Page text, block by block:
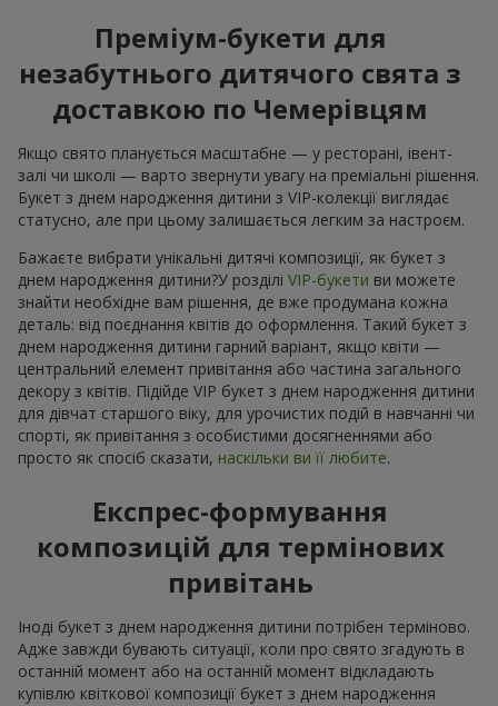
Преміум-букети для
незабутнього дитячого свята з
доставкою по Чемерівцям
Якщо свято планується масштабне — у ресторані, івент-
залі чи школі — варто звернути увагу на преміальні рішення.
Букет з днем народження дитини з VIP-колекції виглядає
статусно, але при цьому залишається легким за настроєм.
Бажаєте вибрати унікальні дитячі композиції, як букет з
днем народження дитини?У розділі VIP-букети ви можете
знайти необхідне вам рішення, де вже продумана кожна
деталь: від поєднання квітів до оформлення. Такий букет з
днем народження дитини гарний варіант, якщо квіти —
центральний елемент привітання або частина загального
декору з квітів. Підійде VIP букет з днем народження дитини
для дівчат старшого віку, для урочистих подій в навчанні чи
спорті, як привітання з особистими досягненнями або
просто як спосіб сказати, наскільки ви її любите.
Експрес-формування
композицій для термінових
привітань
Іноді букет з днем народження дитини потрібен терміново.
Адже завжди бувають ситуації, коли про свято згадують в
останній момент або на останній момент відкладають
купівлю квіткової композиції букет з днем народження